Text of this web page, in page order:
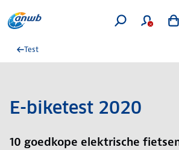
Test
E-biketest 2020
10 goedkope elektrische